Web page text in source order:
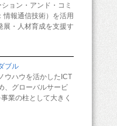
ョン・アンド・コミ
情報通信技術）を活用
展・人材育成を支援す
ブル
ウハウを活かしたICT
、グローバルサービ
業の柱として大きく